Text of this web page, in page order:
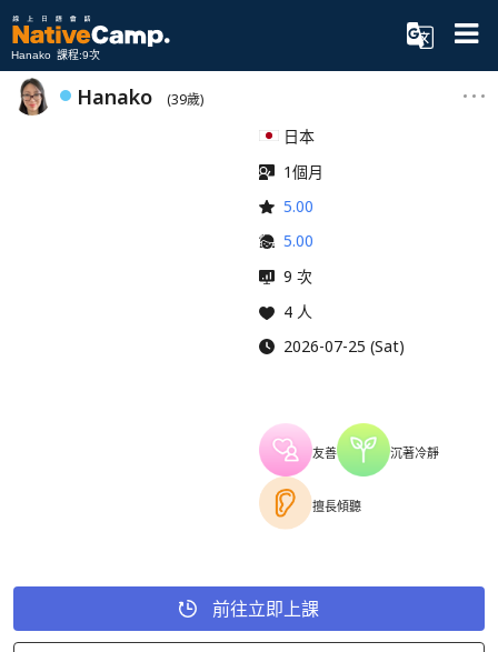
Hanako 課程:9次
Hanako (39歲)
日本
1個月
5.00
5.00
9 次
4 人
2026-07-25 (Sat)
友善 沉著冷靜
擅長傾聽
前往立即上課